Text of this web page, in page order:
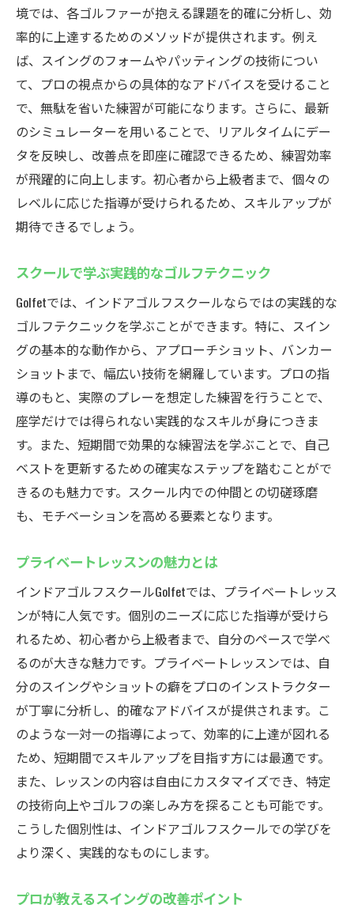
幅広いレベルに対応する柔軟なカリキュラ
ム
全てのゴルファーが楽しめるレッスンプロ
グラム
Golfetが提供する多様な練習メニュー
リアルなゴルフ体験を室内で天候に左右されな
いインドアゴルフスクールGolfet
最新シミュレーターの活用法
天候に左右されない練習環境の利点
インドアでの効率的なスキル向上法
天候を気にせず練習できる安心感
Golfetでのリアルなゴルフ体験がもたらす効
果
亀有でゴルフを始めようプロの指導が受けられ
るGolfetの特徴
ゴルフ初心者にぴったりのスタート方法
プロの指導で正しい基礎を築く
地域に根ざしたインドアゴルフの魅力
初めてのゴルフでも安心のサポート体制
プロのアドバイスで自信を持ってプレイ
アクセス良好忙しい日常でも通えるインドアゴ
ルフスクールGolfet
忙しい方に嬉しいアクセスの良さ
通いやすさが続ける鍵
時間を有効活用できるレッスンの魅力
都心からのアクセス方法と所要時間
週末や仕事帰りも気軽に通える立地
Golfetの利便性に優れた立地条件
最新のシミュレーターを使ったリアルな練習
Golfetでゴルフを楽しむ
シミュレーターが可能にする精密な練習
境では、各ゴルファーが抱える課題を的確に分析し、効
率的に上達するためのメソッドが提供されます。例え
ば、スイングのフォームやパッティングの技術につい
て、プロの視点からの具体的なアドバイスを受けること
で、無駄を省いた練習が可能になります。さらに、最新
のシミュレーターを用いることで、リアルタイムにデー
タを反映し、改善点を即座に確認できるため、練習効率
が飛躍的に向上します。初心者から上級者まで、個々の
レベルに応じた指導が受けられるため、スキルアップが
期待できるでしょう。
スクールで学ぶ実践的なゴルフテクニック
Golfetでは、インドアゴルフスクールならではの実践的な
ゴルフテクニックを学ぶことができます。特に、スイン
グの基本的な動作から、アプローチショット、バンカー
ショットまで、幅広い技術を網羅しています。プロの指
導のもと、実際のプレーを想定した練習を行うことで、
座学だけでは得られない実践的なスキルが身につきま
す。また、短期間で効果的な練習法を学ぶことで、自己
ベストを更新するための確実なステップを踏むことがで
きるのも魅力です。スクール内での仲間との切磋琢磨
も、モチベーションを高める要素となります。
プライベートレッスンの魅力とは
インドアゴルフスクールGolfetでは、プライベートレッス
ンが特に人気です。個別のニーズに応じた指導が受けら
れるため、初心者から上級者まで、自分のペースで学べ
るのが大きな魅力です。プライベートレッスンでは、自
分のスイングやショットの癖をプロのインストラクター
が丁寧に分析し、的確なアドバイスが提供されます。こ
のような一対一の指導によって、効率的に上達が図れる
ため、短期間でスキルアップを目指す方には最適です。
また、レッスンの内容は自由にカスタマイズでき、特定
の技術向上やゴルフの楽しみ方を探ることも可能です。
こうした個別性は、インドアゴルフスクールでの学びを
より深く、実践的なものにします。
プロが教えるスイングの改善ポイント